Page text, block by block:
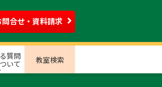
問合せ・資料請求
質問
いて
教室検索